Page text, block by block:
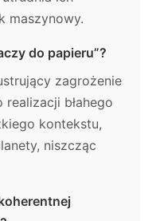
maszynowy.
do papieru”?
zagrożenie
błahego
kontekstu,
niszcząc